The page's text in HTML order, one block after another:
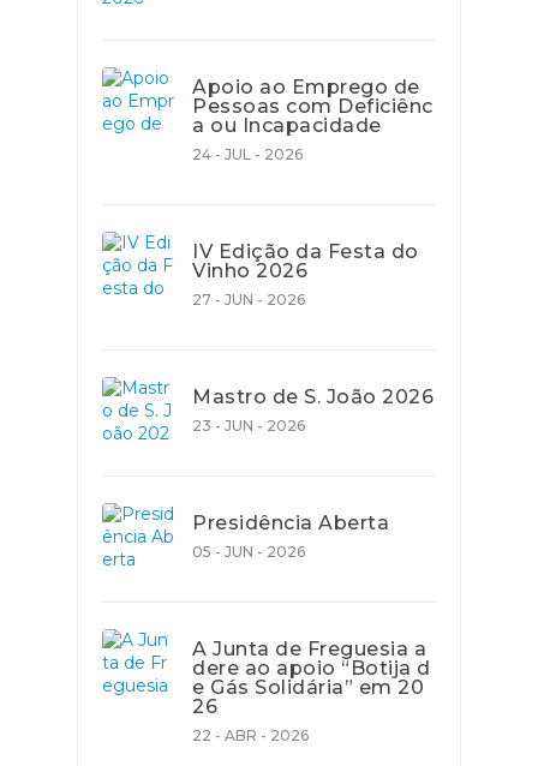
Apoio ao Emprego de
Pessoas com Deficiênc
a ou Incapacidade
24 - JUL - 2026
IV Edição da Festa do
Vinho 2026
27 - JUN - 2026
Mastro de S. João 2026
23 - JUN - 2026
Presidência Aberta
05 - JUN - 2026
A Junta de Freguesia a
dere ao apoio “Botija d
e Gás Solidária” em 20
26
22 - ABR - 2026